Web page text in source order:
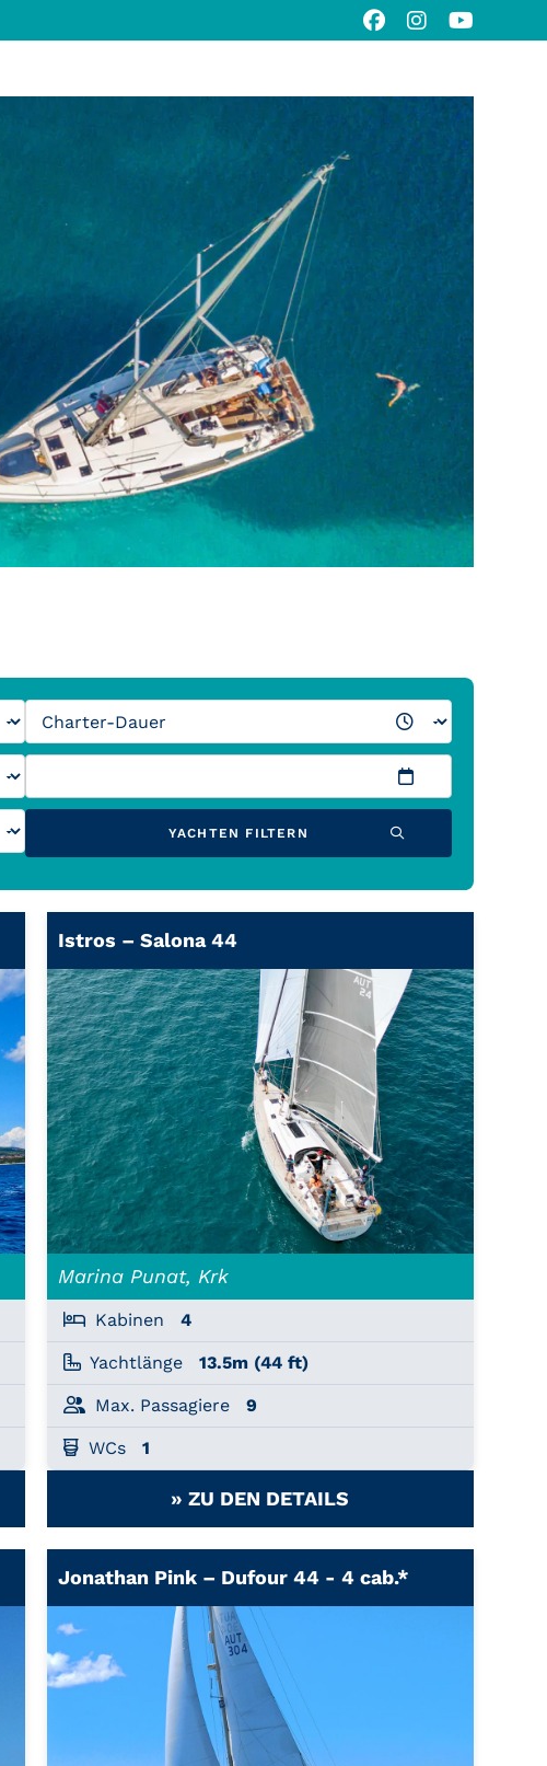
YACHTEN FILTERN
Istros – Salona 44
Marina Punat, Krk
Kabinen 4
Yachtlänge 13.5m (44 ft)
Max. Passagiere 9
WCs 1
» ZU DEN DETAILS
Jonathan Pink – Dufour 44 - 4 cab.*